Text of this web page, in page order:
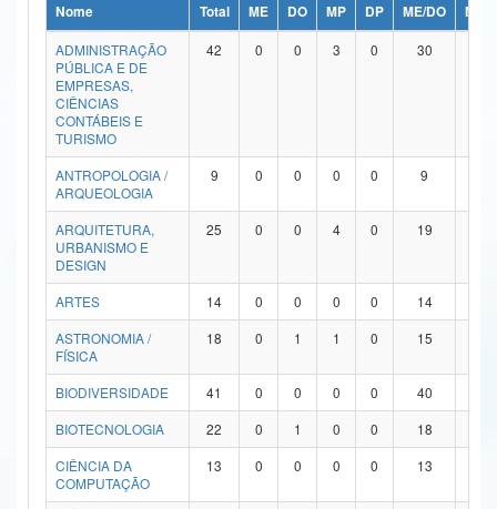
Ministério da Ciência, Tecnologia, Inovações e Comunicações
Ministério do Meio Ambiente
Ministério do Turismo
Ministério do Desenvolvimento Regional
Controladoria-Geral da União
Ministério da Mulher, da Família e dos Direitos Humanos
Secretaria de Governo
Advocacia-Geral da União
Banco Central do Brasil
Nome Total ME DO MP DP ME/DO
MP/
ADMINISTRAÇÃO
PÚBLICA E DE
EMPRESAS,
CIÊNCIAS
CONTÁBEIS E
TURISMO
42 0 0 3 0 30
ANTROPOLOGIA /
ARQUEOLOGIA
9 0 0 0 0 9
ARQUITETURA,
URBANISMO E
DESIGN
25 0 0 4 0 19
ARTES 14 0 0 0 0 14
ASTRONOMIA /
FÍSICA
18 0 1 1 0 15
BIODIVERSIDADE 41 0 0 0 0 40
BIOTECNOLOGIA
22 0 1 0 0 18
CIÊNCIA DA
COMPUTAÇÃO
13 0 0 0 0 13